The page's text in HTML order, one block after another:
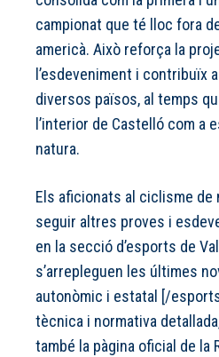
campionat que té lloc fora
americà. Això reforça la
l’esdeveniment i contribuïx
diversos països, al temps
l’interior de Castelló com a
natura.
Els aficionats al ciclisme de
seguir altres proves i
en la secció d’esports de
s’arrepleguen les últimes
autonòmic i estatal [/
tècnica i normativa
també la pàgina oficial de la